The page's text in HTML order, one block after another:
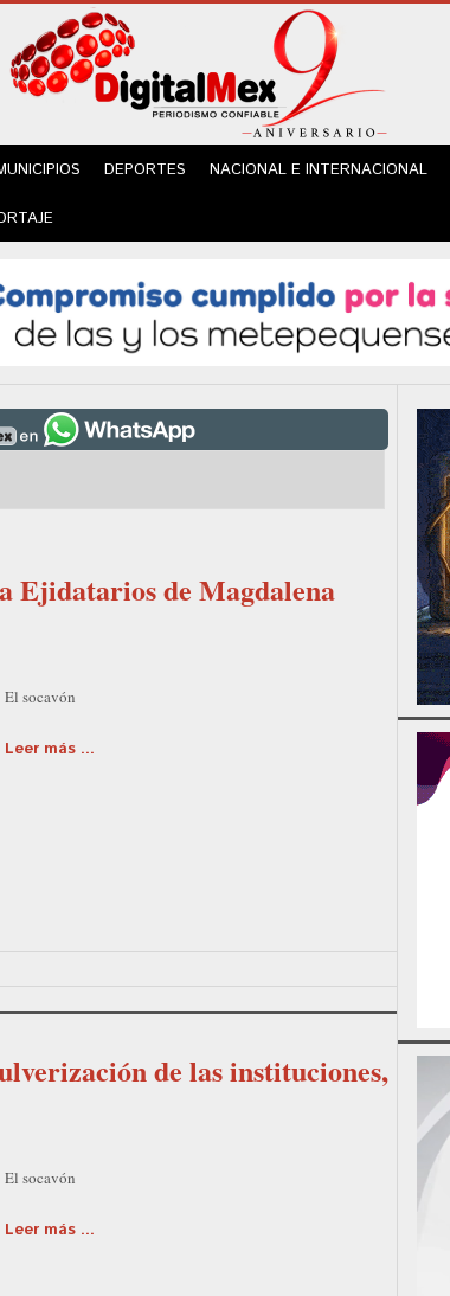
DEPORTES NACIONAL E INTERNACIONAL
Ejidatarios de Magdalena
El socavón
Leer más ...
de las instituciones,
El socavón
Leer más ...